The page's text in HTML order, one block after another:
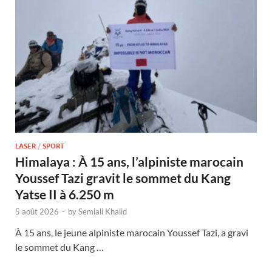
LASER / SPORT
Himalaya : À 15 ans, l’alpiniste marocain
Youssef Tazi gravit le sommet du Kang
Yatse II à 6.250 m
5 août 2026 - bySemlali Khalid
À 15 ans, le jeune alpiniste marocain Youssef Tazi, a gravi
le sommet du Kang …